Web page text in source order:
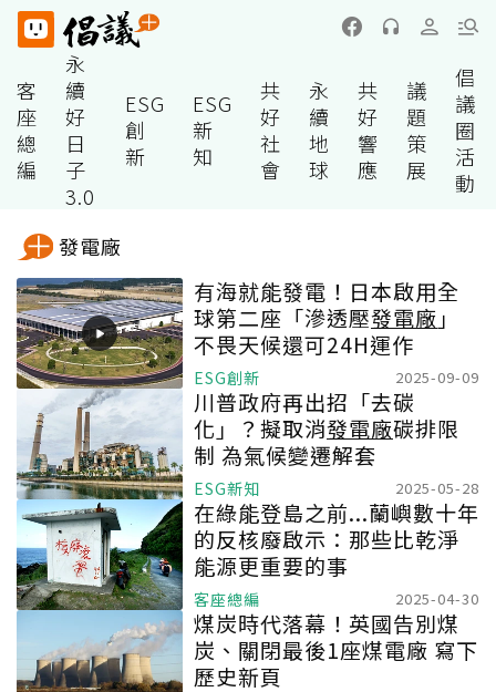
客
座
總
編
永
續
好
日
子
3.0
ESG
創
新
ESG
新
知
共
好
社
會
永
續
地
球
共
好
響
應
議
題
策
展
倡
議
圈
活
動
發電廠
有海就能發電！日本啟用全
球第二座「滲透壓發電廠 」
不畏天候還可24H運作
ESG創新 2025-09-09
川普政府再出招「去碳
化」？擬取消發電廠碳排限
制 為氣候變遷解套
ESG新知 2025-05-28
在綠能登島之前...蘭嶼數十年
的反核廢啟示：那些比乾淨
能源更重要的事
客座總編 2025-04-30
煤炭時代落幕！英國告別煤
炭、關閉最後1座煤電廠 寫下
歷史新頁